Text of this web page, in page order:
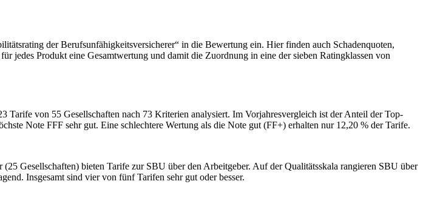
der Berufsunfähigkeitsversicherer“ in die Bewertung ein. Hier finden auch Schadenquoten,
jedes Produkt eine Gesamtwertung und damit die Zuordnung in eine der sieben Ratingklassen von
von 55 Gesellschaften nach 73 Kriterien analysiert. Im Vorjahresvergleich ist der Anteil der Top-
Note FFF sehr gut. Eine schlechtere Wertung als die Note gut (FF+) erhalten nur 12,20 % der Tarife.
Gesellschaften) bieten Tarife zur SBU über den Arbeitgeber. Auf der Qualitätsskala rangieren SBU über
Insgesamt sind vier von fünf Tarifen sehr gut oder besser.